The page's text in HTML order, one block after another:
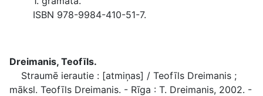
ISBN 978-9984-410-51-7.
Dreimanis, Teofīls.
Straumē ierautie : [atmiņas] / Teofīls Dreimanis ;
māksl. Teofīls Dreimanis. - Rīga : T. Dreimanis, 2002. -